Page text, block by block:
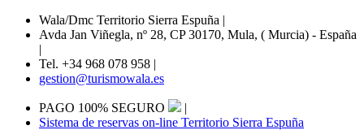
Wala/Dmc Territorio Sierra Espuña |
Avda Jan Viñegla, nº 28, CP 30170, Mula, ( Murcia) - España
|
Tel. +34 968 078 958 |
gestion@turismowala.es
PAGO 100% SEGURO
|
Sistema de reservas on-line Territorio Sierra Espuña